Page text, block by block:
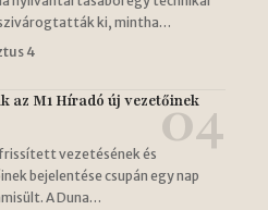
ki, mintha…
4
az M1 Híradó új vezetőinek
frissített vezetésének és
bejelentése csupán egy nap
A Duna…